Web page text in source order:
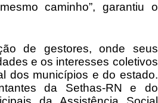
caminho”, garantiu o
de gestores, onde seus
e os interesses coletivos
dos municípios e do estado.
da Sethas-RN e do